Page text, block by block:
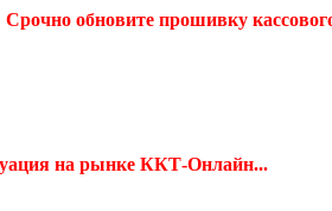
Срочно обновите прошивку
на рынке ККТ-Онлайн...